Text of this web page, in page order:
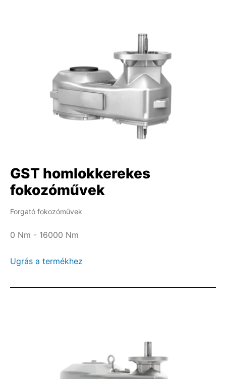
GST homlokkerekes
fokozóművek
Forgató fokozóművek
0 Nm - 16000 Nm
Ugrás a termékhez